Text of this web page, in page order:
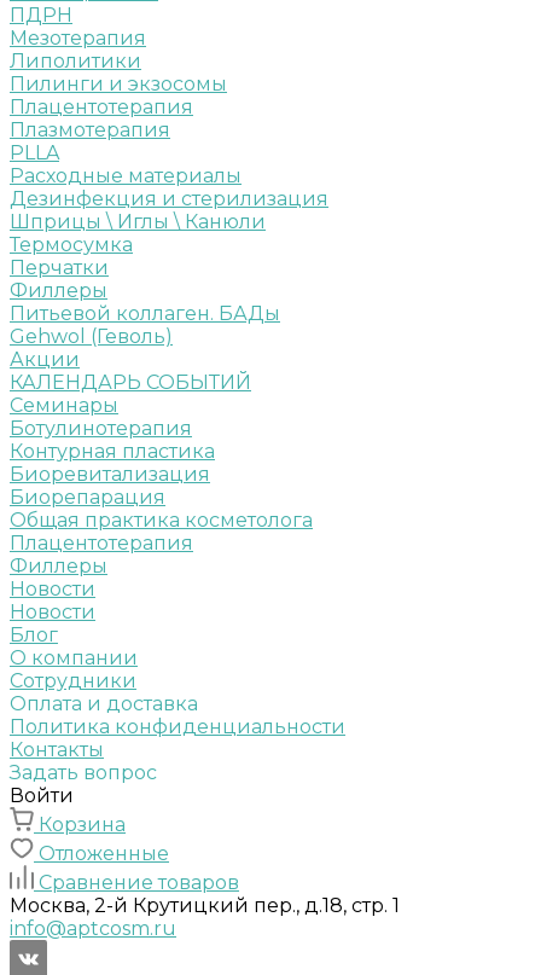
ПДРН
Мезотерапия
Липолитики
Пилинги и экзосомы
Плацентотерапия
Плазмотерапия
PLLA
Расходные материалы
Дезинфекция и стерилизация
Шприцы \ Иглы \ Канюли
Термосумка
Перчатки
Филлеры
Питьевой коллаген. БАДы
Gehwol (Геволь)
Акции
КАЛЕНДАРЬ СОБЫТИЙ
Семинары
Ботулинотерапия
Контурная пластика
Биоревитализация
Биорепарация
Общая практика косметолога
Плацентотерапия
Филлеры
Новости
Новости
Блог
О компании
Сотрудники
Оплата и доставка
Политика конфиденциальности
Контакты
Задать вопрос
Войти
Корзина
Отложенные
Сравнение товаров
Москва, 2-й Крутицкий пер., д.18, стр. 1
info@aptcosm.ru